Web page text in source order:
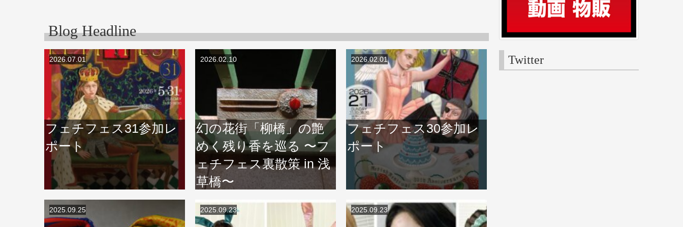
Blog Headline
2026.07.01
フェチフェス31参加レ
ポート
2026.02.10
幻の花街「柳橋」の艶
めく残り香を巡る 〜フ
ェチフェス裏散策 in 浅
草橋〜
2026.02.01
フェチフェス30参加レ
ポート
2025.09.25 2025.09.23 2025.09.23
Twitter